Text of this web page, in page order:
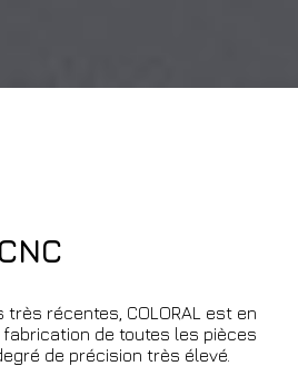
récentes, COLORAL est en
de toutes les pièces
de précision très élevé.